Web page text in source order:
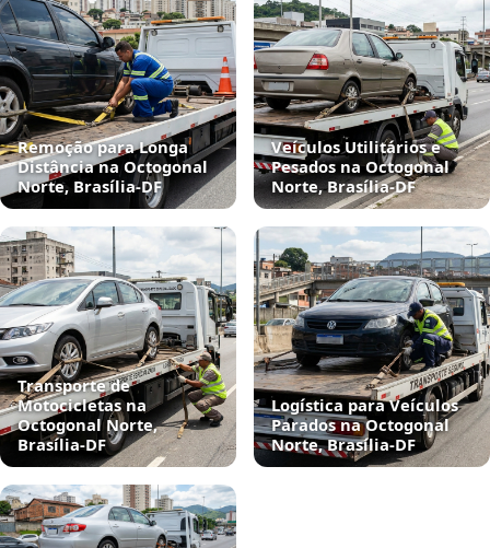
Remoção para Longa
Distância na Octogonal
Norte, Brasília‑DF
Veículos Utilitários e
Pesados na Octogonal
Norte, Brasília‑DF
Transporte de
Motocicletas na
Octogonal Norte,
Brasília‑DF
Logística para Veículos
Parados na Octogonal
Norte, Brasília‑DF